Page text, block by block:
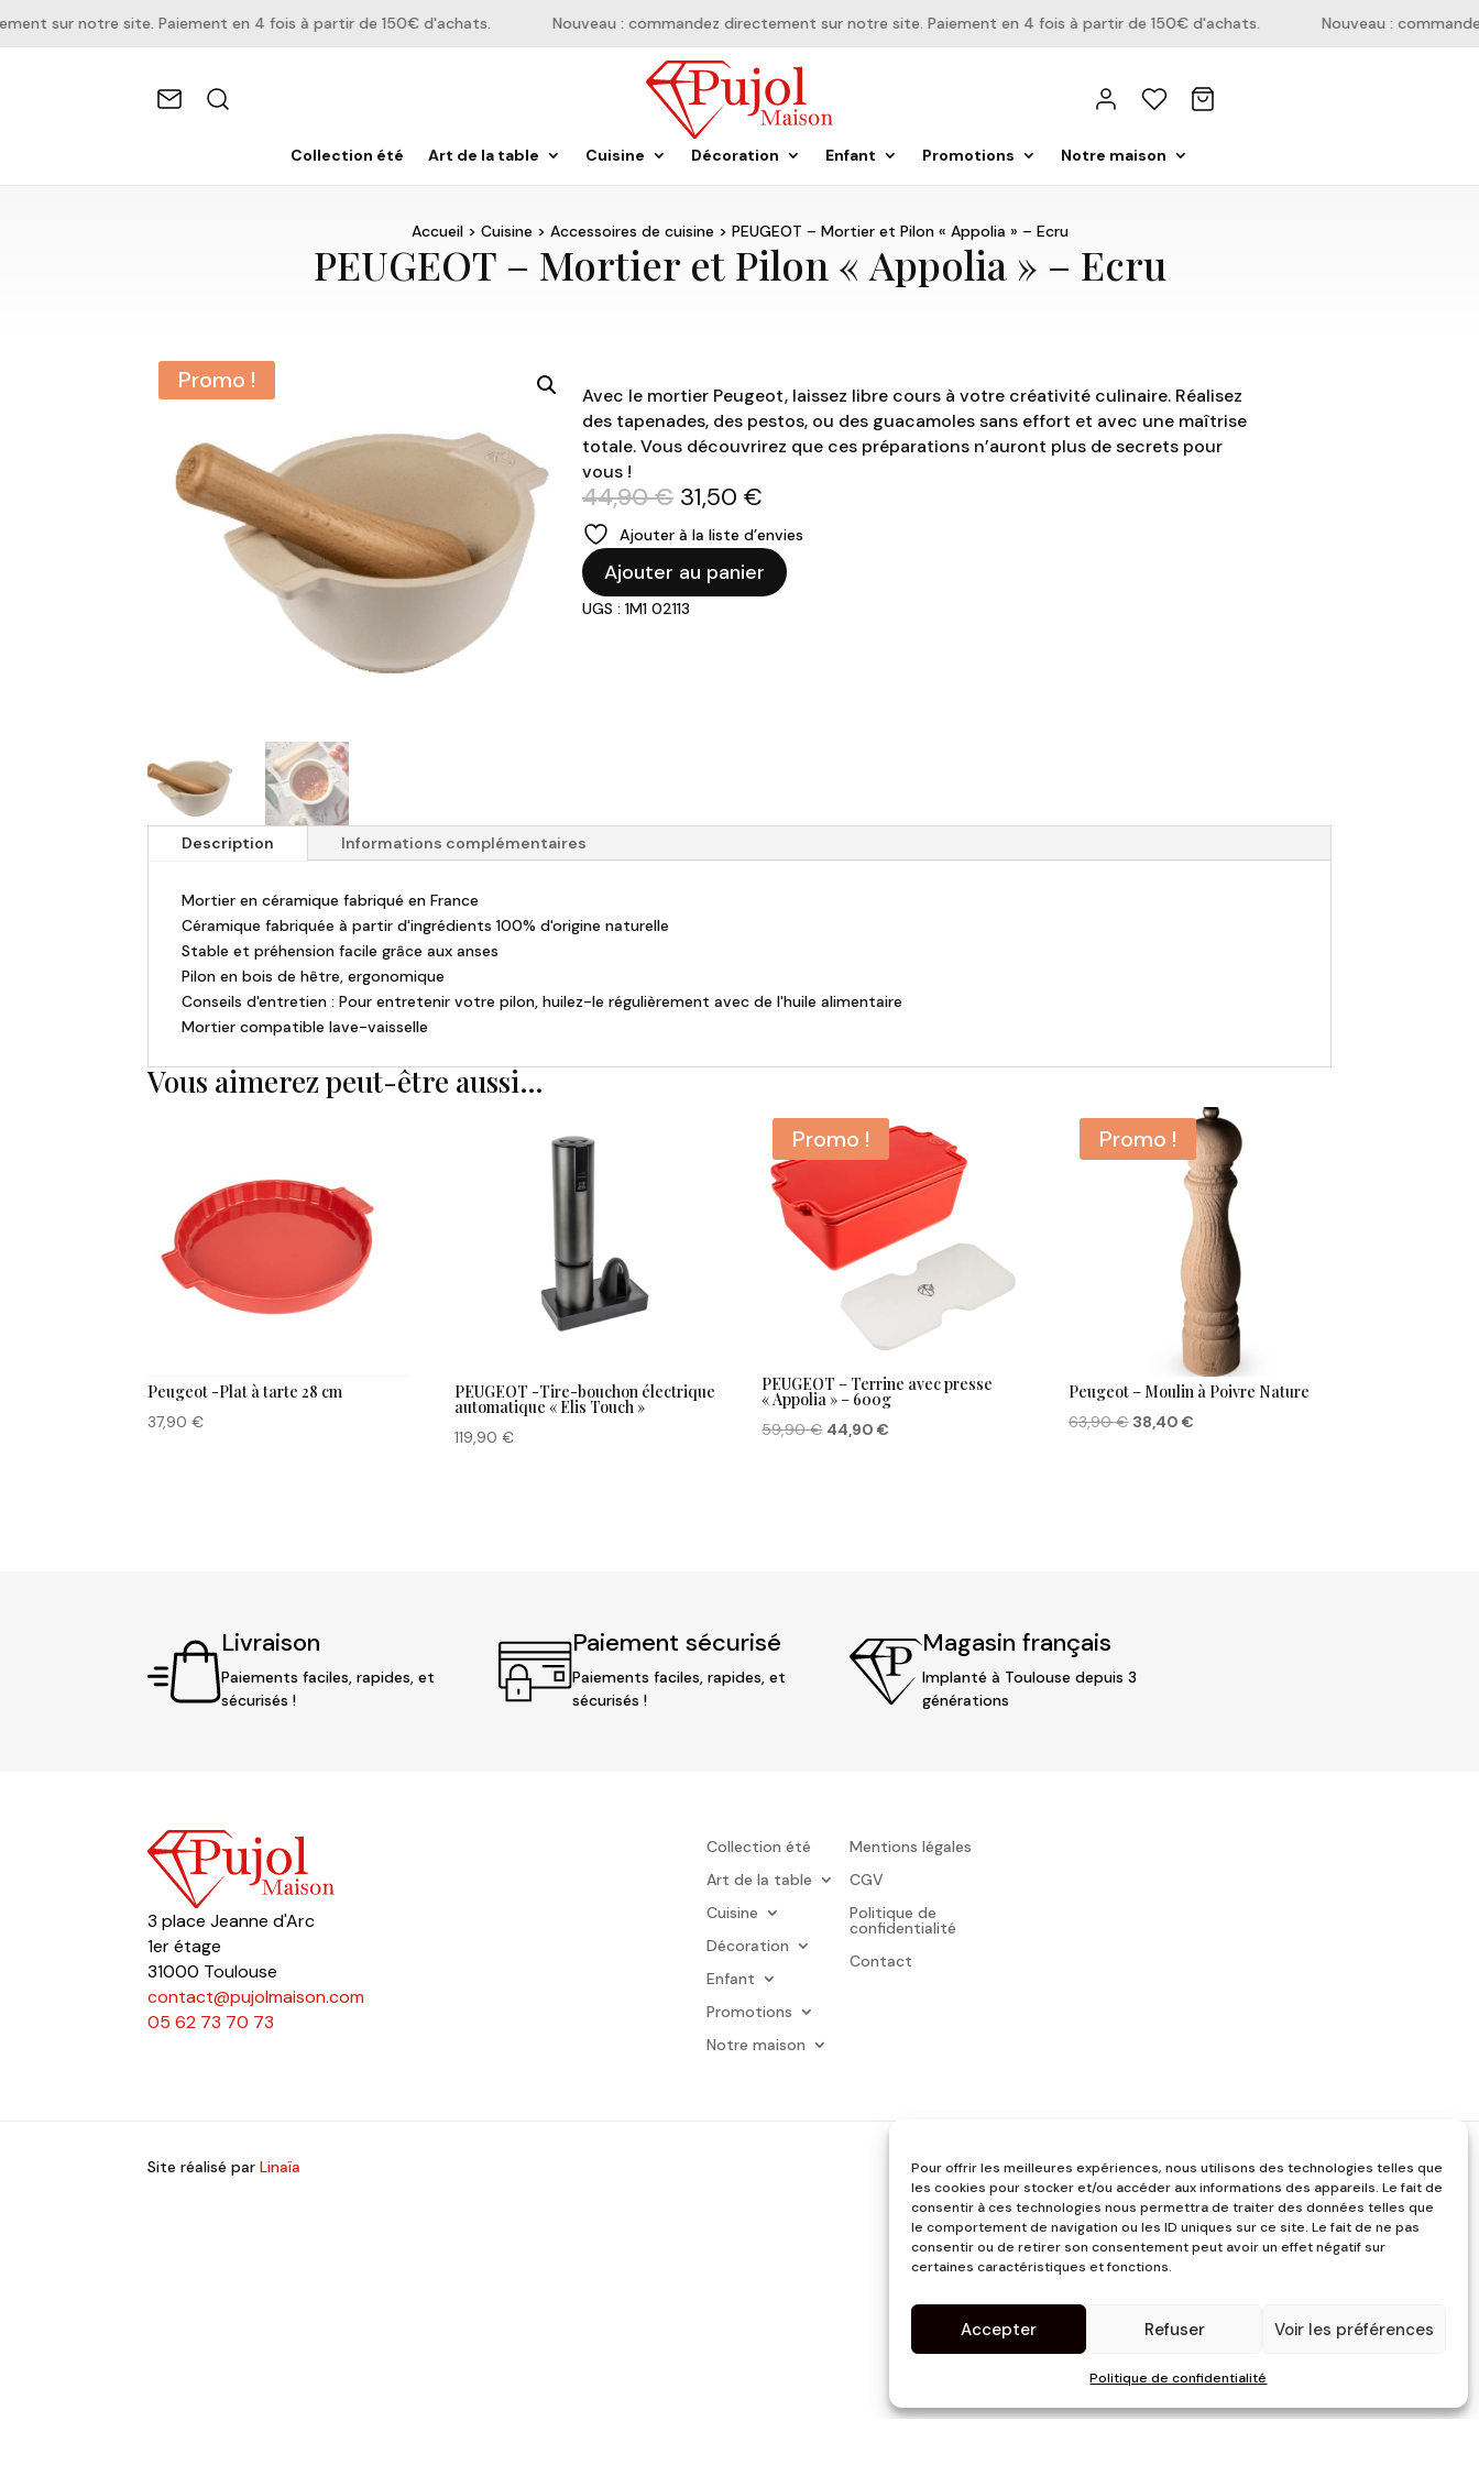
Pour offrir les meilleures expériences, nous utilisons des technologies telles que
les cookies pour stocker et/ou accéder aux informations des appareils. Le fait de
consentir à ces technologies nous permettra de traiter des données telles que
le comportement de navigation ou les ID uniques sur ce site. Le fait de ne pas
consentir ou de retirer son consentement peut avoir un effet négatif sur
certaines caractéristiques et fonctions.
Accepter Refuser Voir les préférences
Politique de confidentialité
sur notre site. Paiement en 4 fois à partir de 150€ d'achats. Nouveau : commandez directement sur notre site. Paiement en 4 fois à partir de 150€ d'achats. Nouveau :
Collection été Art de la table Cuisine Décoration Enfant Promotions Notre maison
Accueil> Cuisine> Accessoires de cuisine> PEUGEOT – Mortier et Pilon « Appolia » – Ecru
PEUGEOT – Mortier et Pilon « Appolia » – Ecru
Promo !
Avec le mortier Peugeot, laissez libre cours à votre créativité culinaire. Réalisez
des tapenades, des pestos, ou des guacamolessans effort et avec une maîtrise
totale. Vous découvrirez que ces préparations n’auront plus de secrets pour
vous !
44,90€ Le
initial
était :
44,90 €.
31,50 €
actuel
est :
31,50 €.
Ajouter à la liste d’envies
quantité
de
PEUGEOT
Ajouter au panier
UGS : 1M1 02113
Description Informations complémentaires
Mortier en céramique fabriqué en France
Céramique fabriquée à partir d'ingrédients 100% d'origine naturelle
Stable et préhension facile grâce aux anses
Pilon en bois de hêtre, ergonomique
Conseils d'entretien : Pour entretenir votre pilon, huilez-le régulièrement avec de l'huile alimentaire
Mortier compatible lave-vaisselle
Vous aimerez peut-être aussi…
Peugeot -Plat à tarte 28 cm
37,90€
PEUGEOT -Tire-bouchon électrique
automatique « Elis Touch »
119,90€
Promo !
PEUGEOT – Terrine avec presse
« Appolia » – 600g
59,90€ Le
44,90€
Promo !
Peugeot – Moulin à Poivre Nature
63,90€ Le
38,40€
Livraison
Paiements faciles, rapides, et
sécurisés !
Paiement sécurisé
Paiements faciles, rapides, et
sécurisés !
Magasin français
Implanté à Toulouse depuis 3
générations
3 place Jeanne d'Arc
1er étage
31000 Toulouse
contact@pujolmaison.com
05 62 73 70 73
Collection été
Art de la table
Cuisine
Décoration
Enfant
Promotions
Notre maison
Mentions légales
CGV
Politique de
confidentialité
Contact
Site réalisé parLinaïa